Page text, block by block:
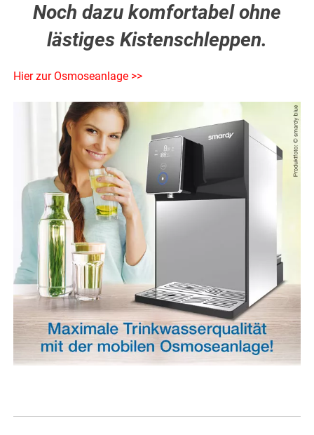
Noch dazu komfortabel ohne
lästiges Kistenschleppen.
Hier zur Osmoseanlage >>